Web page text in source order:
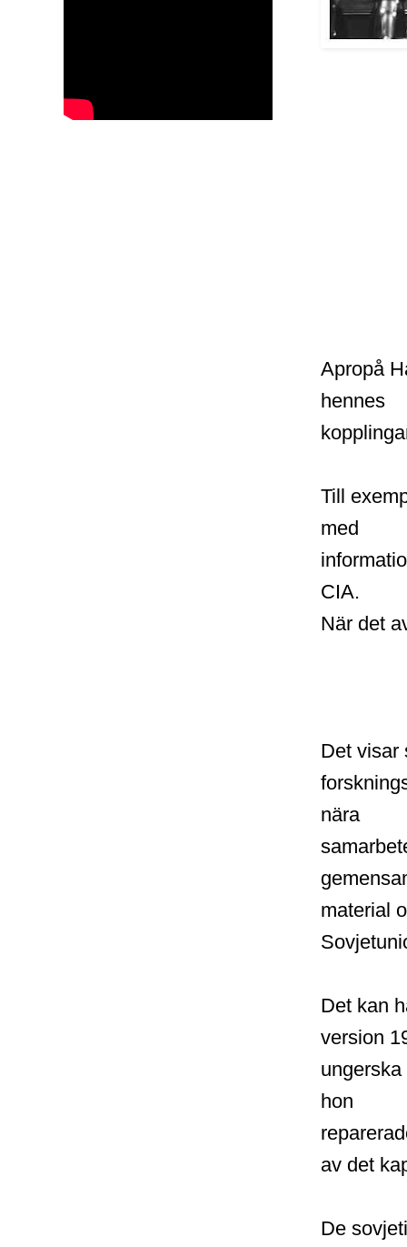
Apropå
hennes
Till
med
CIA.
När det
Det visar
nära
material
Det kan
version
hon
av det
De